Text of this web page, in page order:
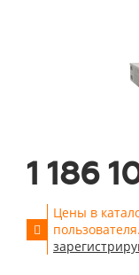
1 186
Цены в